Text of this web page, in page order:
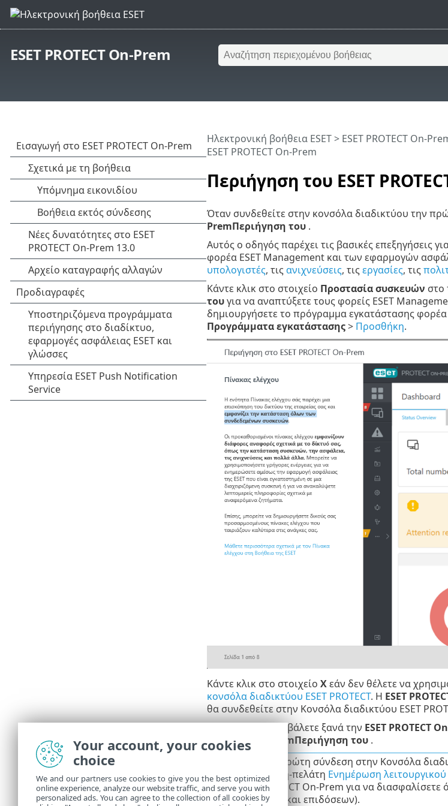
ESET PROTECT On-Prem
Περιήγηση του ESET
Ηλεκτρονική βοήθεια ESET> ESET PROTECT On-
ESET PROTECT On-Prem
Όταν συνδεθείτε στην κονσόλα διαδικτύου την
PremΠεριήγηση του.
Αυτός ο οδηγός παρέχει τις βασικές επεξηγήσεις
φορέα ESET Management και των εφαρμογών
υπολογιστές, τιςανιχνεύσεις, τιςεργασίες, τις
Κάντε κλικ στο στοιχείο Προστασία συσκευών στο
τουγια να αναπτύξετε τους φορείς ESET
δημιουργήσετε το πρόγραμμα εγκατάστασης
Προγράμματα εγκατάστασης> Προσθήκη.
Κάντε κλικ στο στοιχείο Xεάν δεν θέλετε να
κονσόλα διαδικτύου ESET PROTECT. Η ESET
θα συνδεθείτε στην Κονσόλα διαδικτύου ESET
Μπορείτε να προβάλετε ξανά την ESET PROTECT
PROTECT On-PremΠεριήγηση του .
Μετά την πρώτη σύνδεση στην Κονσόλα
υπολογιστή-πελάτη Ενημέρωση
ESET PROTECT On-Prem για να
ασφάλειας και επιδόσεων).
Your account, your cookies
choice
We and our partners use cookies to give you the best optimized
online experience, analyze our website traffic, and serve you with
personalized ads. You can agree to the collection of all cookies by